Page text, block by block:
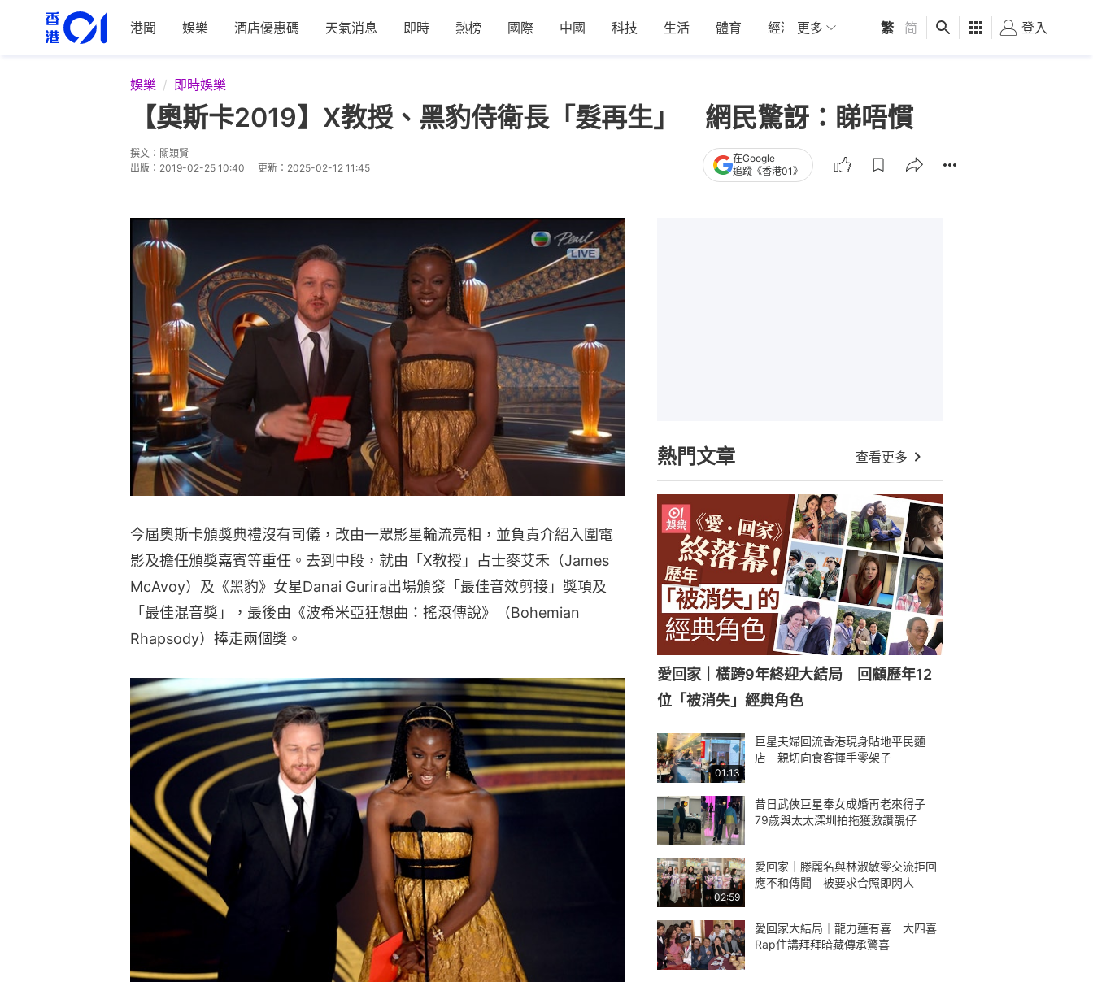
港聞 娛樂 酒店優惠碼 天氣消息 即時 熱榜 國際 中國 科技 生活 體育 經濟 01深圳 觀點 健康 好食玩飛
更多 繁 简 登入
娛樂 即時娛樂
【奧斯卡2019】X教授、黑豹侍衛長「髮再生」 網民驚訝：睇唔慣
撰文： 關穎賢
出版： 2019-02-25 10:40 更新： 2025-02-12 11:45
在Google
追蹤《香港01》
今屆奧斯卡頒獎典禮沒有司儀，改由一眾影星輪流亮相，並負責介紹入圍電
影及擔任頒獎嘉賓等重任。去到中段，就由「X教授」占士麥艾禾（James
McAvoy）及《黑豹》女星Danai Gurira出場頒發「最佳音效剪接」獎項及
「最佳混音獎」，最後由《波希米亞狂想曲：搖滾傳說》（Bohemian
Rhapsody）捧走兩個獎。
熱門文章 查看更多
愛回家｜橫跨9年終迎大結局 回顧歷年12
位「被消失」經典角色
01:13
巨星夫婦回流香港現身貼地平民麵
店 親切向食客揮手零架子
昔日武俠巨星奉女成婚再老來得子
79歲與太太深圳拍拖獲激讚靚仔
02:59
愛回家｜滕麗名與林淑敏零交流拒回
應不和傳聞 被要求合照即閃人
愛回家大結局｜龍力蓮有喜 大四喜
Rap住講拜拜暗藏傳承驚喜